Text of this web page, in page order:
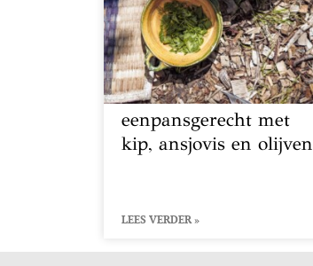
eenpansgerecht met
kip, ansjovis en olijven
LEES VERDER »